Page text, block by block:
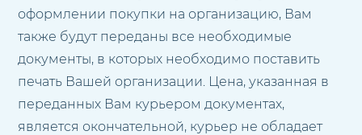
оформлении покупки на организацию, Вам
также будут переданы все необходимые
документы, в которых необходимо поставить
печать Вашей организации. Цена, указанная в
переданных Вам курьером документах,
является окончательной, курьер не обладает